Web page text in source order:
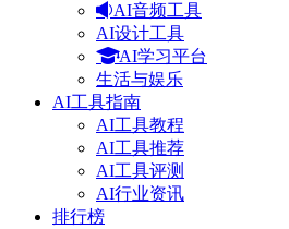
AI音频工具
AI设计工具
AI学习平台
生活与娱乐
AI工具指南
AI工具教程
AI工具推荐
AI工具评测
AI行业资讯
排行榜